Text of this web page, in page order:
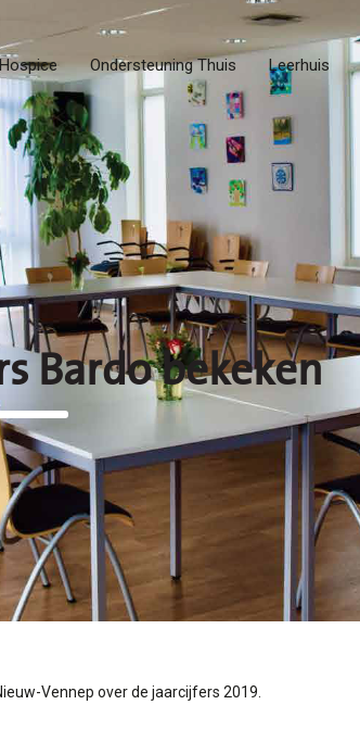
Hospice Ondersteuning Thuis Leerhuis
Bardo bekeken
Vennep over de jaarcijfers 2019.